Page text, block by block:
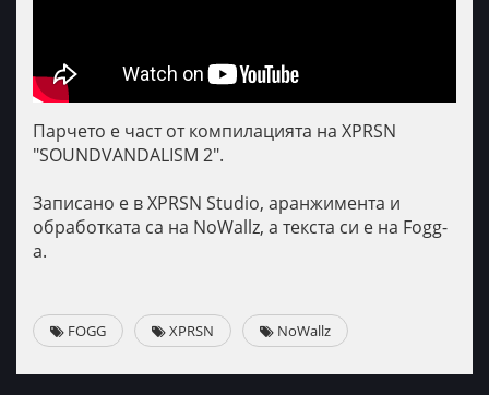
Парчето е част от компилацията на XPRSN
"SOUNDVANDALISM 2".
Записано е в XPRSN Studio, аранжимента и
обработката са на NoWallz, а текста си е на Fogg-
a.
FOGG XPRSN NoWallz